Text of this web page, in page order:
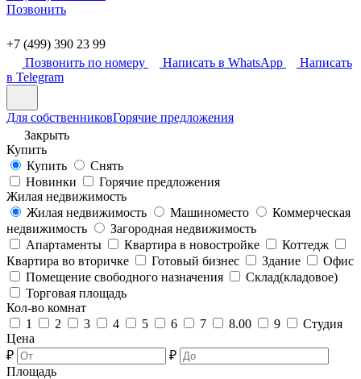
Позвонить
+7 (499) 390 23 99
Позвонить по номеру
Написать в WhatsApp
Написать
в Telegram
Для собственниковГорячие предложения
Закрыть
Купить
Купить
Снять
Новинки
Горячие предложения
Жилая недвижимость
Жилая недвижимость
Машиноместо
Коммерческая
недвижимость
Загородная недвижимость
Апартаменты
Квартира в новостройке
Коттедж
Квартира во вторичке
Готовый бизнес Здание
Офис
Помещение свободного назначения
Склад(кладовое)
Торговая площадь
Кол-во комнат
1
2 3 4 5 6 7 8.00 9
Студия
Цена
₽
₽
Площадь